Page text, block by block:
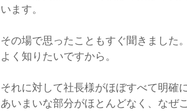
います。
その場で思ったこともすぐ聞きました。
よく知りたいですから。
それに対して社長様がほぼすべて明確
あいまいな部分がほとんどなく、なぜ